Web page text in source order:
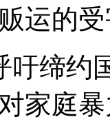
运的
吁缔约
家庭